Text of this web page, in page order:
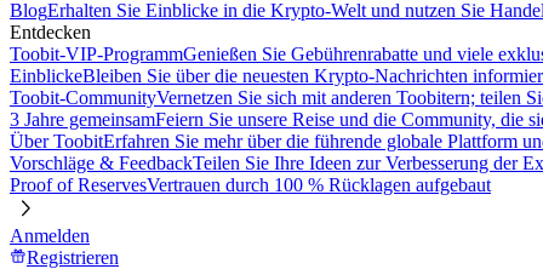
BlogErhalten Sie Einblicke in die Krypto-Welt und nutzen Sie
Entdecken
Toobit-VIP-ProgrammGenießen Sie Gebührenrabatte und viele
EinblickeBleiben Sie über die neuesten Krypto-Nachrichten
Toobit-CommunityVernetzen Sie sich mit anderen Toobitern; teilen
3 Jahre gemeinsamFeiern Sie unsere Reise und die Community, die
Über ToobitErfahren Sie mehr über die führende globale Plattform
Vorschläge & FeedbackTeilen Sie Ihre Ideen zur Verbesserung der
Proof of ReservesVertrauen durch 100 % Rücklagen aufgebaut
Anmelden
Registrieren